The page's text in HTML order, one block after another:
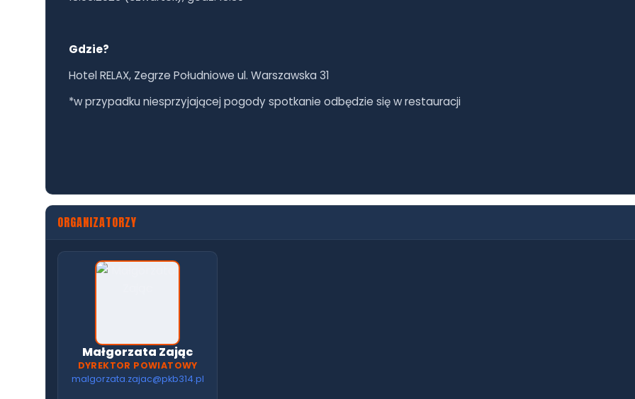
Gdzie?
Hotel RELAX, Zegrze Południowe ul. Warszawska 31
*w przypadku niesprzyjającej pogody spotkanie odbędzie się w restauracji
ORGANIZATORZY
Małgorzata Zając
DYREKTOR POWIATOWY
malgorzata.zajac@pkb314.pl